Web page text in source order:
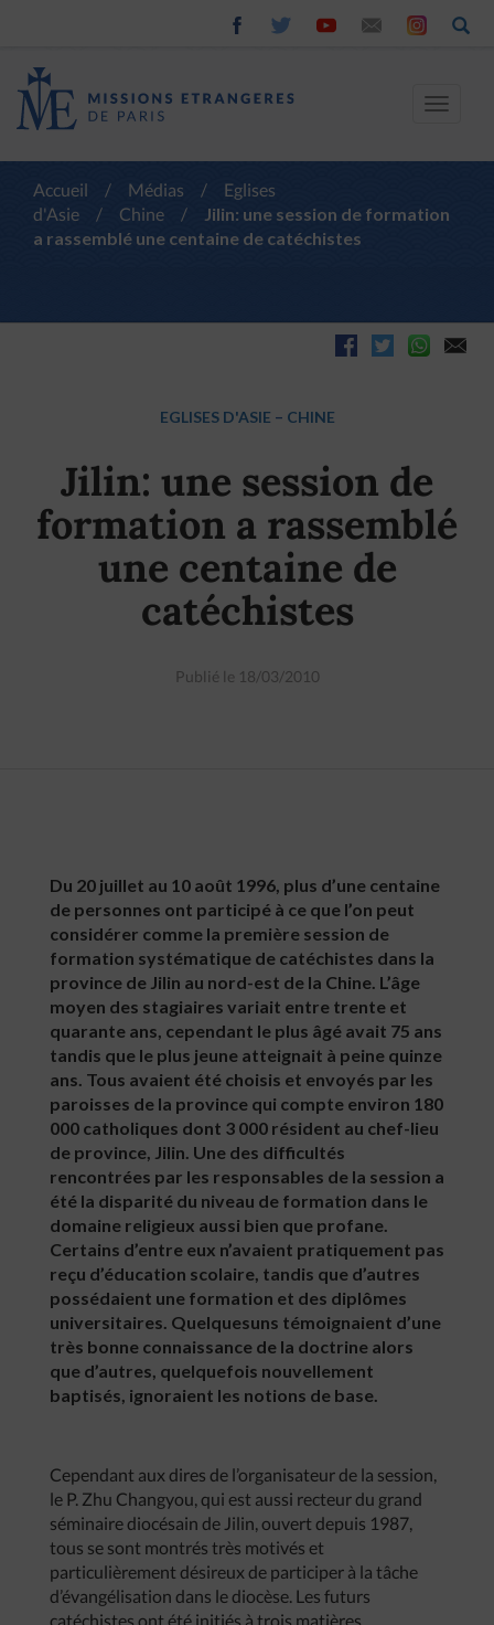
Toggle
Accueil / Médias /
Eglises
d'Asie
/ Chine /
Jilin: une session de formation
a rassemblé une centaine de catéchistes
EGLISES D'ASIE – CHINE
Jilin: une session de
formation a rassemblé
une centaine de
catéchistes
Publié le 18/03/2010
Du 20 juillet au 10 août 1996, plus d’une centaine
de personnes ont participé à ce que l’on peut
considérer comme la première session de
formation systématique de catéchistes dans la
province de Jilin au nord-est de la Chine. L’âge
moyen des stagiaires variait entre trente et
quarante ans, cependant le plus âgé avait 75 ans
tandis que le plus jeune atteignait à peine quinze
ans. Tous avaient été choisis et envoyés par les
paroisses de la province qui compte environ 180
000 catholiques dont 3 000 résident au chef-lieu
de province, Jilin. Une des difficultés
rencontrées par les responsables de la session a
été la disparité du niveau de formation dans le
domaine religieux aussi bien que profane.
Certains d’entre eux n’avaient pratiquement pas
reçu d’éducation scolaire, tandis que d’autres
possédaient une formation et des diplômes
universitaires. Quelquesuns témoignaient d’une
très bonne connaissance de la doctrine alors
que d’autres, quelquefois nouvellement
baptisés, ignoraient les notions de base.
Cependant aux dires de l’organisateur de la session,
le P. Zhu Changyou, qui est aussi recteur du grand
séminaire diocésain de Jilin, ouvert depuis 1987,
tous se sont montrés très motivés et
particulièrement désireux de participer à la tâche
d’évangélisation dans le diocèse. Les futurs
catéchistes ont été initiés à trois matières